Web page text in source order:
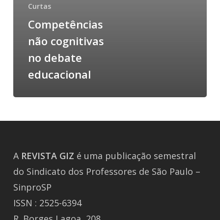
Curtas
Competências
não cognitivas
no debate
educacional
A REVISTA GIZ é uma publicação semestral
do Sindicato dos Professores de São Paulo –
SinproSP
ISSN : 2525-6394